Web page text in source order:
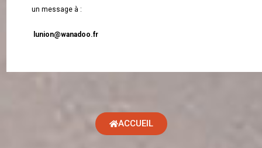
un message à :
lunion@wanadoo.fr
ACCUEIL